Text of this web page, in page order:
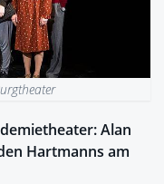
Alan
Hartmanns am